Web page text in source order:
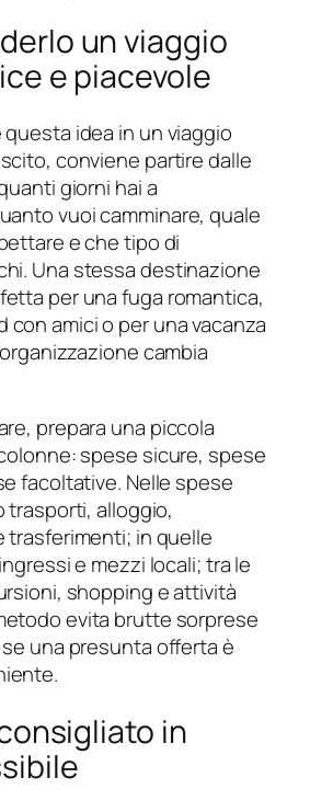
un viaggio
e piacevole
idea in un viaggio
conviene partire dalle
giorni hai a
vuoi camminare, quale
e che tipo di
Una stessa destinazione
per una fuga romantica,
con amici o per una vacanza
cambia
prepara una piccola
spese sicure, spese
facoltative. Nelle spese
trasporti, alloggio,
trasferimenti; in quelle
e mezzi locali; tra le
shopping e attività
evita brutte sorprese
una presunta offerta è
in